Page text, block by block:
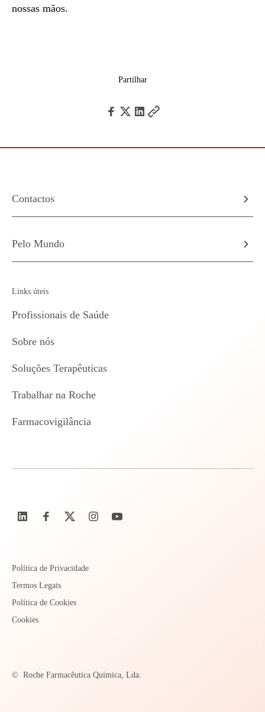
nossas mãos.
Partilhar
Contactos
Pelo Mundo
Links úteis
Profissionais de Saúde
Sobre nós
Soluções Terapêuticas
Trabalhar na Roche
Farmacovigilância
Política de Privacidade
Termos Legais
Política de Cookies
Cookies
© Roche Farmacêutica Química, Lda.